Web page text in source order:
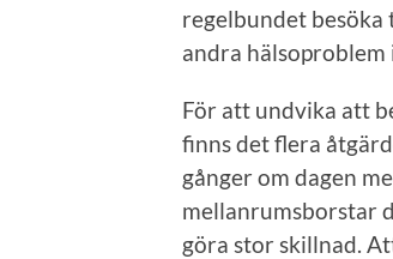
regelbundet
andra hälsoproblem
För att undvika att
finns det flera
gånger om dagen
mellanrumsborstar
göra stor skillnad.